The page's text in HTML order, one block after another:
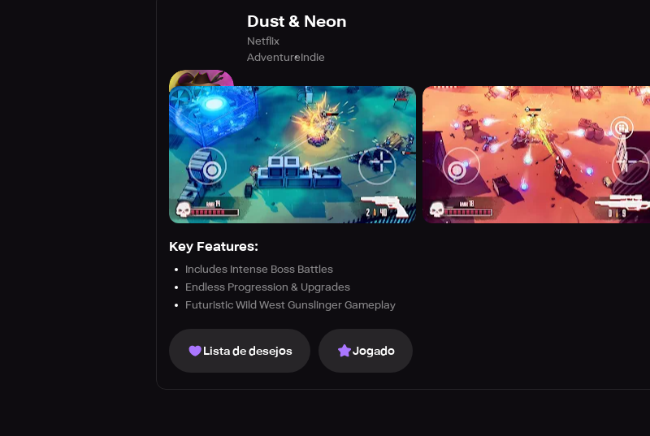
Dust & Neon
Netflix
AdventureIndie
Key Features:
Includes Intense Boss Battles
Endless Progression & Upgrades
Futuristic Wild West Gunslinger Gameplay
Lista de desejos Jogado